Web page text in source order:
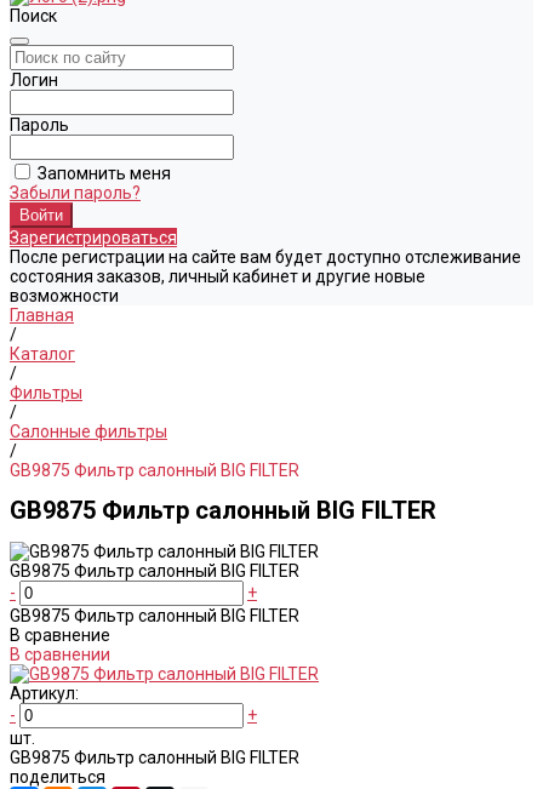
Поиск
Логин
Пароль
Запомнить меня
Забыли пароль?
Зарегистрироваться
После регистрации на сайте вам будет доступно отслеживание
состояния заказов, личный кабинет и другие новые
возможности
Главная
/
Каталог
/
Фильтры
/
Салонные фильтры
/
GB9875 Фильтр салонный BIG FILTER
GB9875 Фильтр салонный BIG FILTER
GB9875 Фильтр салонный BIG FILTER
-
+
GB9875 Фильтр салонный BIG FILTER
В сравнение
В сравнении
Артикул:
-
+
шт.
GB9875 Фильтр салонный BIG FILTER
поделиться